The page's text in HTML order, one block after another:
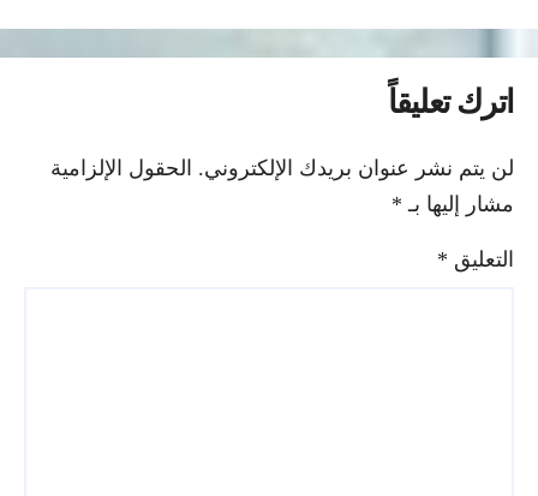
اترك تعليقاً
لن يتم نشر عنوان بريدك الإلكتروني. الحقول الإلزامية
مشار إليها بـ *
التعليق*